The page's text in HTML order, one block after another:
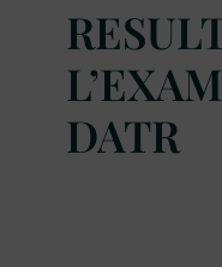
DATR